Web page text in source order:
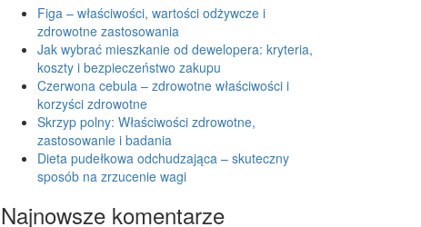
Figa – właściwości, wartości odżywcze i
zdrowotne zastosowania
Jak wybrać mieszkanie od dewelopera: kryteria,
koszty i bezpieczeństwo zakupu
Czerwona cebula – zdrowotne właściwości i
korzyści zdrowotne
Skrzyp polny: Właściwości zdrowotne,
zastosowanie i badania
Dieta pudełkowa odchudzająca – skuteczny
sposób na zrzucenie wagi
Najnowsze komentarze